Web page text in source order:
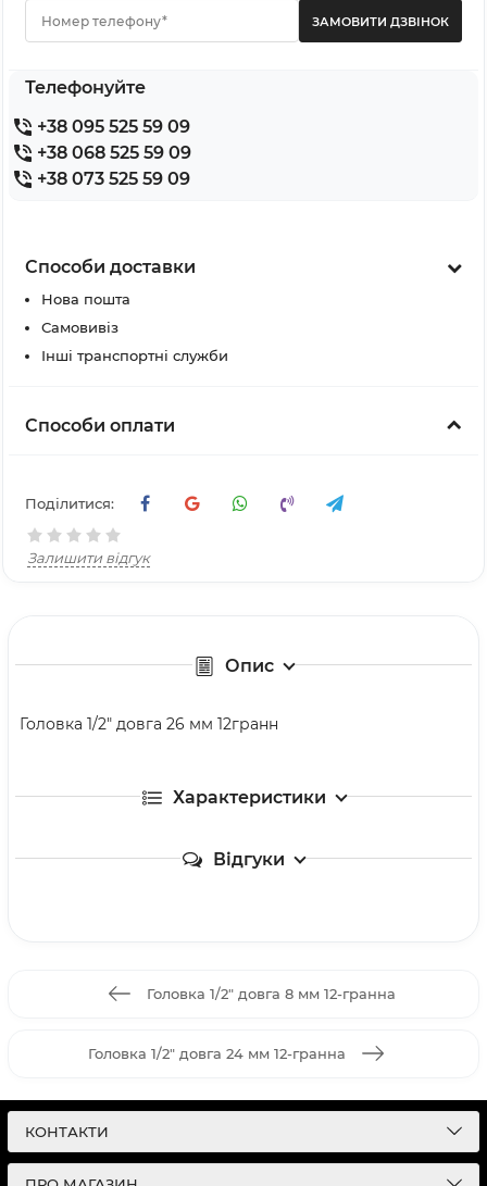
Номер телефону*
Телефонуйте
+38 095 525 59 09
+38 068 525 59 09
+38 073 525 59 09
Способи доставки
Нова пошта
Самовивіз
Інші транспортні служби
Способи оплати
Поділитися:
Залишити відгук
Опис
Головка 1/2" довга 26 мм 12гранн
Характеристики
Відгуки
Головка 1/2" довга 8 мм 12-гранна
Головка 1/2" довга 24 мм 12-гранна
КОНТАКТИ